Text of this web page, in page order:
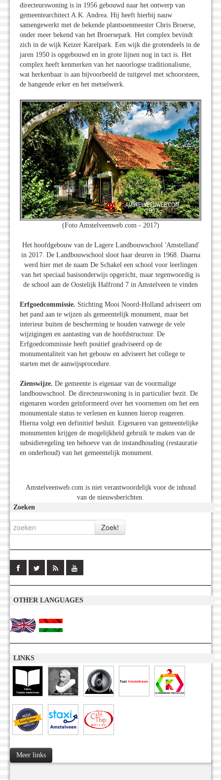
directeurswoning is in 1956 gebouwd naar het ontwerp van
gemeentearchitect A.K. Andrea. Hij heeft hierbij nauw
samengewerkt met de bekende plantsoenmeester Chris Broerse,
onder meer bekend van het Broersepark. Het complex bevindt
zich in de wijk Keizer Karelpark. Een wijk die grotendeels in de
jaren 1950 is opgebouwd en in grote lijnen nog in tact is. Het
complex heeft kenmerken van het naoorlogse traditionalisme,
wat herkenbaar is aan bijvoorbeeld de tuitgevel met schoorsteen,
de hangende erker en het metselwerk.
(Foto Amstelveenweb.com - 2017)
Het hoofdgebouw van de Lagere Landbouwschool 'Amstelland'
in 2017. De Landbouwschool sloot haar deuren in 1968. Daarna
werd hier met de naam De Schakel een school voor leerlingen
van het speciaal basisonderwijs opgericht, maar tegenwoordig is
de school aan de Oostelijk Halfrond 7 in Amstelveen te vinden
Erfgoedcommissie. Stichting Mooi Noord-Holland adviseert om
het pand aan te wijzen als gemeentelijk monument, maar het
interieur buiten de bescherming te houden vanwege de vele
wijzigingen en aantasting van de hoofdstructuur. De
Erfgoedcommissie heeft positief geadviseerd op de
monumentaliteit van het gebouw en adviseert het college te
starten met de aanwijsprocedure.
Zienswijze. De gemeente is eigenaar van de voormalige
landbouwschool. De directeurswoning is in particulier bezit. De
eigenaren worden geïnformeerd over het voornemen om het een
monumentale status te verlenen en kunnen hierop reageren.
Hierna volgt een definitief besluit. Eigenaren van gemeentelijke
monumenten krijgen de mogelijkheid gebruik te maken van de
subsidieregeling ten behoeve van de instandhouding (restauratie
en onderhoud) van het gemeentelijk monument.
Amstelveenweb.com is niet verantwoordelijk voor de inhoud
van de nieuwsberichten.
Zoeken
OTHER LANGUAGES
LINKS
Meer links